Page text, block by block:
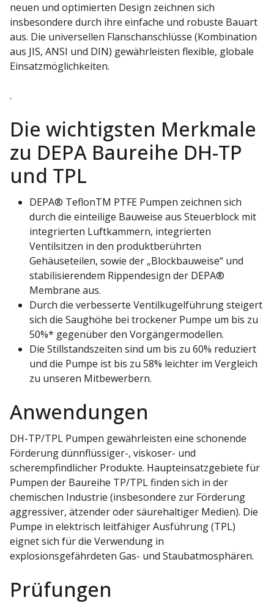
neuen und optimierten Design zeichnen sich
insbesondere durch ihre einfache und robuste Bauart
aus. Die universellen Flanschanschlüsse (Kombination
aus JIS, ANSI und DIN) gewährleisten flexible, globale
Einsatzmöglichkeiten.
.
Die wichtigsten Merkmale
zu DEPA Baureihe DH-TP
und TPL
DEPA® TeflonTM PTFE Pumpen zeichnen sich
durch die einteilige Bauweise aus Steuerblock mit
integrierten Luftkammern, integrierten
Ventilsitzen in den produktberührten
Gehäuseteilen, sowie der „Blockbauweise“ und
stabilisierendem Rippendesign der DEPA®
Membrane aus.
Durch die verbesserte Ventilkugelführung steigert
sich die Saughöhe bei trockener Pumpe um bis zu
50%* gegenüber den Vorgängermodellen.
Die Stillstandszeiten sind um bis zu 60% reduziert
und die Pumpe ist bis zu 58% leichter im Vergleich
zu unseren Mitbewerbern.
Anwendungen
DH-TP/TPL Pumpen gewährleisten eine schonende
Förderung dünnflüssiger-, viskoser- und
scherempfindlicher Produkte. Haupteinsatzgebiete für
Pumpen der Baureihe TP/TPL finden sich in der
chemischen Industrie (insbesondere zur Förderung
aggressiver, ätzender oder säurehaltiger Medien). Die
Pumpe in elektrisch leitfähiger Ausführung (TPL)
eignet sich für die Verwendung in
explosionsgefährdeten Gas- und Staubatmosphären.
Prüfungen